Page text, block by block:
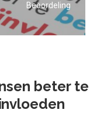
Inloggen
Aanmelden
Beoordeling
beter te